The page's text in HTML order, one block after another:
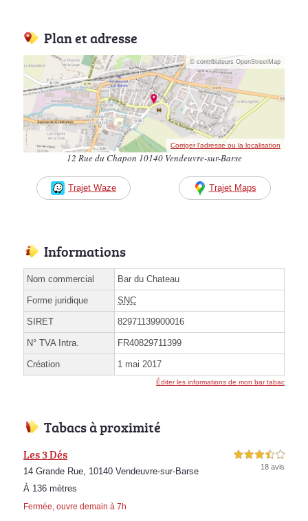
Plan et adresse
© contributeurs OpenStreetMap
Corriger l’adresse ou la localisation
12 Rue du Chapon 10140 Vendeuvre-sur-Barse
Trajet Waze Trajet Maps
Informations
Nom commercial Bar du Chateau
Forme juridique SNC
SIRET 82971139900016
N° TVA Intra. FR40829711399
Création 1 mai 2017
Éditer les informations de mon bar tabac
Tabacs à proximité
Les 3 Dés
14 Grande Rue, 10140 Vendeuvre-sur-Barse
À 136 mètres
Fermée, ouvre demain à 7h
3,5 étoiles sur 5
18 avis